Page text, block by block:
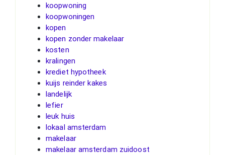
koopwoning
koopwoningen
kopen
kopen zonder makelaar
kosten
kralingen
krediet hypotheek
kuijs reinder kakes
landelijk
lefier
leuk huis
lokaal amsterdam
makelaar
makelaar amsterdam zuidoost